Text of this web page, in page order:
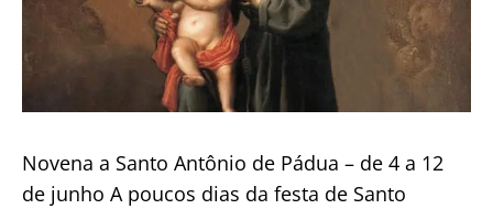
Novena a Santo Antônio de Pádua – de 4 a 12
de junho A poucos dias da festa de Santo